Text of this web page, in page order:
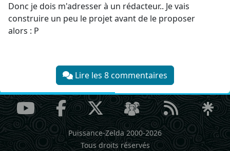
Donc je dois m'adresser à un rédacteur.. Je vais
construire un peu le projet avant de le proposer
alors : P
Lire les 8 commentaires
Puissance-Zelda 2000-2026
Tous droits réservés